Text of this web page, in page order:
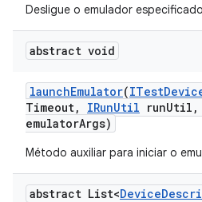
Desligue o emulador
abstract void
launchEmulator(ITest
Timeout, IRunUtil runUtil ,
emulatorArgs)
Método auxiliar para iniciar o
abstract List<Device